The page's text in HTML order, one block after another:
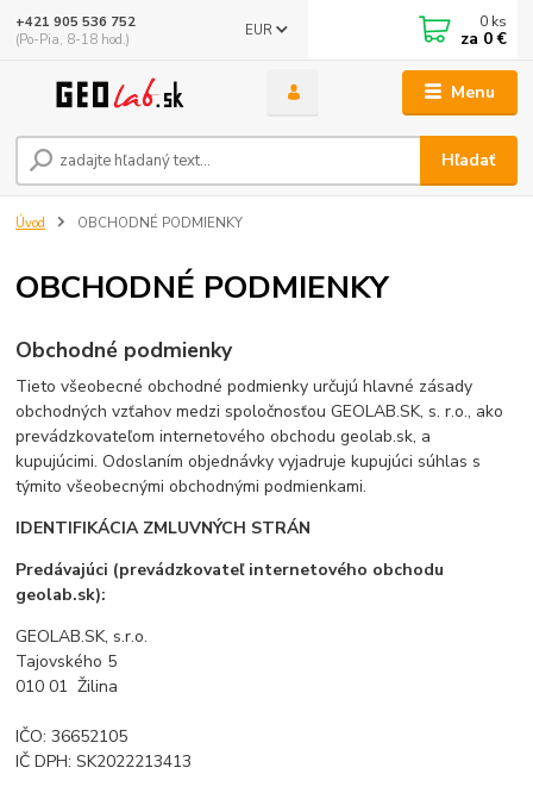
Menu
EUR
Hľadať
+421 905 536 752
(Po-Pia, 8-18 hod.)
0 ks
za 0 €
Úvod OBCHODNÉ PODMIENKY
OBCHODNÉ PODMIENKY
Obchodné podmienky
Tieto všeobecné obchodné podmienky určujú hlavné zásady
obchodných vzťahov medzi spoločnosťou GEOLAB.SK, s. r.o., ako
prevádzkovateľom internetového obchodu geolab.sk, a
kupujúcimi. Odoslaním objednávky vyjadruje kupujúci súhlas s
týmito všeobecnými obchodnými podmienkami.
IDENTIFIKÁCIA ZMLUVNÝCH STRÁN
Predávajúci (prevádzkovateľ internetového obchodu
geolab.sk):
GEOLAB.SK, s.r.o.
Tajovského 5
010 01 Žilina
IČO: 36652105
IČ DPH: SK2022213413